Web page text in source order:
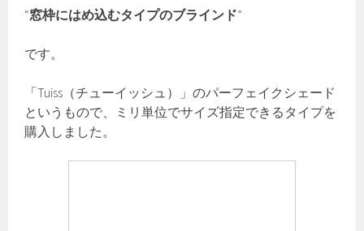
“窓枠にはめ込むタイプのブラインド”
です。
「Tuiss（チューイッシュ）」のパーフェイクシェード
というもので、ミリ単位でサイズ指定できるタイプを
購入しました。